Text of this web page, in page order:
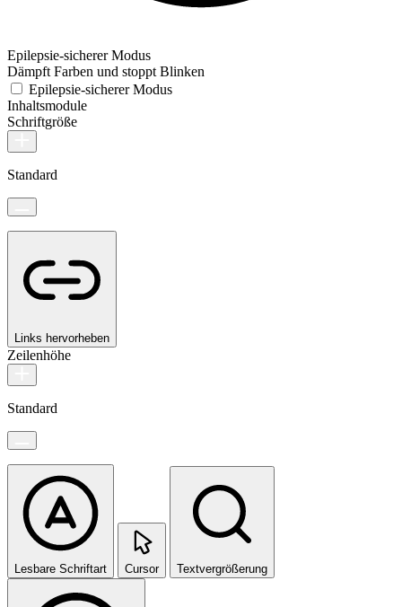
Epilepsie-sicherer Modus
Dämpft Farben und stoppt Blinken
Epilepsie-sicherer Modus
Inhaltsmodule
Schriftgröße
Standard
Links hervorheben
Zeilenhöhe
Standard
Lesbare Schriftart Cursor Textvergrößerung